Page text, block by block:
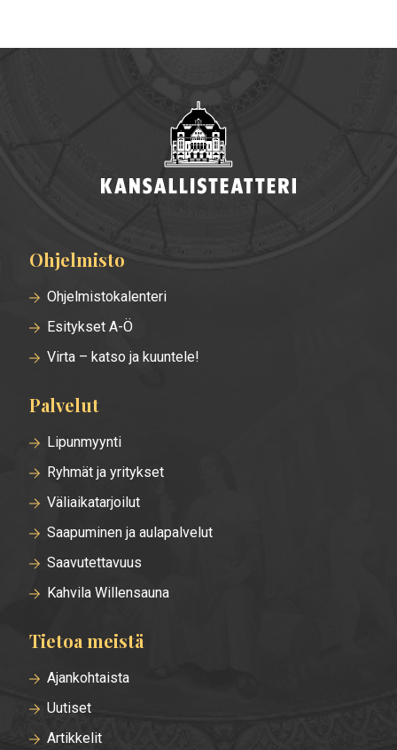
Alatunnisteen
valikko
Ohjelmisto
Ohjelmistokalenteri
Esitykset A-Ö
Virta – katso ja kuuntele!
Palvelut
Lipunmyynti
Ryhmät ja yritykset
Väliaikatarjoilut
Saapuminen ja aulapalvelut
Saavutettavuus
Kahvila Willensauna
Tietoa meistä
Ajankohtaista
Uutiset
Artikkelit